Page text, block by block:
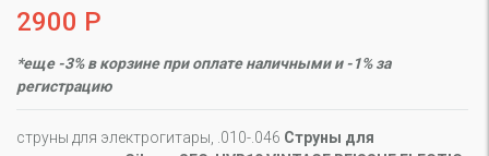
2900 Р
*еще -3% в корзине при оплате наличными и -1% за
регистрацию
струны для электрогитары, .010-.046 Cтруны для